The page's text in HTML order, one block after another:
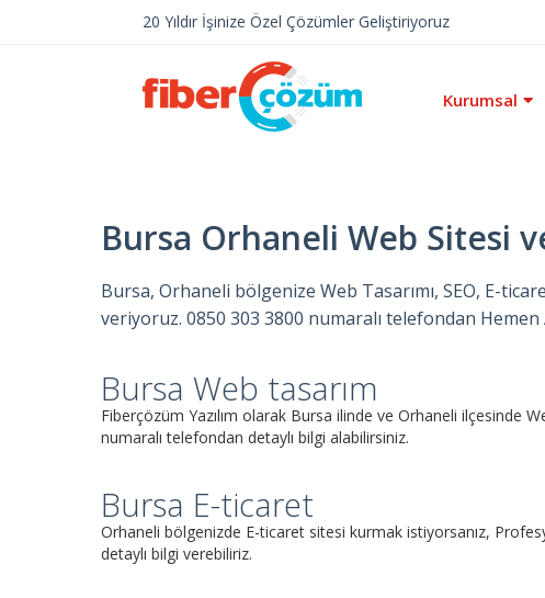
20 Yıldır İşinize Özel Çözümler Geliştiriyoruz
Kurumsal
Bursa Orhaneli Web Sitesi
Bursa, Orhaneli bölgenize Web Tasarımı, SEO, E-
veriyoruz. 0850 303 3800 numaralı telefondan
Bursa Web tasarım
Fiberçözüm Yazılım olarak Bursa ilinde ve Orhaneli ilçesinde
numaralı telefondan detaylı bilgi alabilirsiniz.
Bursa E-ticaret
Orhaneli bölgenizde E-ticaret sitesi kurmak istiyorsanız,
detaylı bilgi verebiliriz.